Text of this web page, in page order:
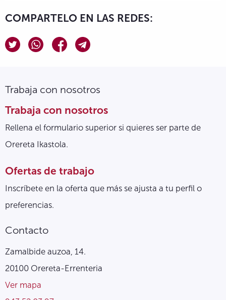
COMPARTELO EN LAS REDES:
Trabaja con nosotros
Trabaja con nosotros
Rellena el formulario superior si quieres ser parte de
Orereta Ikastola.
Ofertas de trabajo
Inscríbete en la oferta que más se ajusta a tu perfil o
preferencias.
Contacto
Zamalbide auzoa, 14.
20100 Orereta-Errenteria
Ver mapa